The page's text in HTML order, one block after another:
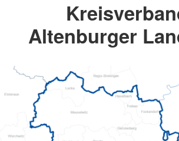
Altenburger